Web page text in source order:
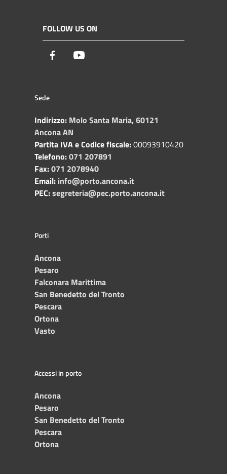
FOLLOW US ON
Facebook
Sede
Indirizzo: Molo Santa Maria, 60121
Ancona AN
Partita IVA e Codice fiscale:00093910420
Telefono:071 207891
Fax:071 2078940
Email: info@porto.ancona.it
PEC:segreteria@pec.porto.ancona.it
Porti
Ancona
Pesaro
Falconara Marittima
San Benedetto del Tronto
Pescara
Ortona
Vasto
Accessi in porto
Ancona
Pesaro
San Benedetto del Tronto
Pescara
Ortona